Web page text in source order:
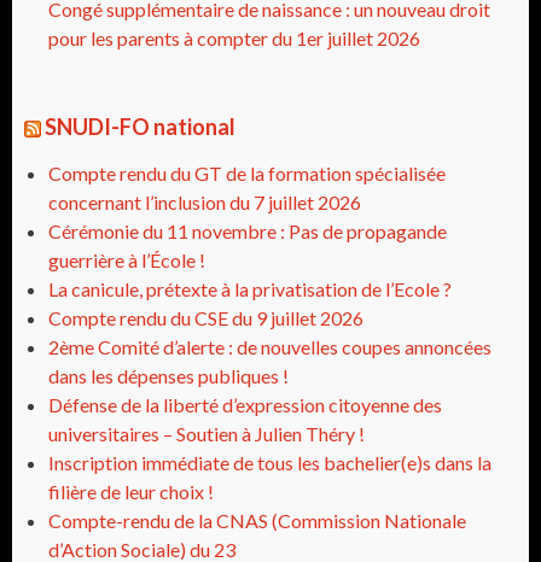
Congé supplémentaire de naissance : un nouveau droit
pour les parents à compter du 1er juillet 2026
SNUDI-FO national
Compte rendu du GT de la formation spécialisée
concernant l’inclusion du 7 juillet 2026
Cérémonie du 11 novembre : Pas de propagande
guerrière à l’École !
La canicule, prétexte à la privatisation de l’Ecole ?
Compte rendu du CSE du 9 juillet 2026
2ème Comité d’alerte : de nouvelles coupes annoncées
dans les dépenses publiques !
Défense de la liberté d’expression citoyenne des
universitaires – Soutien à Julien Théry !
Inscription immédiate de tous les bachelier(e)s dans la
filière de leur choix !
Compte-rendu de la CNAS (Commission Nationale
d’Action Sociale) du 23